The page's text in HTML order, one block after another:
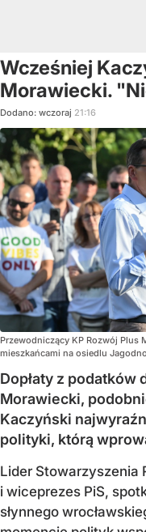
Wcześniej
Morawiecki.
Dodano: wczoraj 21:16
Przewodniczący KP Rozwój Plus
mieszkańcami na osiedlu Jagodno
Dopłaty z podatków
Morawiecki,
Kaczyński
polityki, którą
Lider Stowarzyszenia
i wiceprezes PiS,
słynnego